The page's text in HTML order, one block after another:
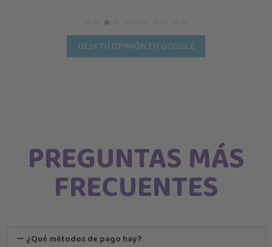
DEJA TU OPINIÓN EN GOOGLE
PREGUNTAS MÁS
FRECUENTES
¿Qué métodos de pago hay?